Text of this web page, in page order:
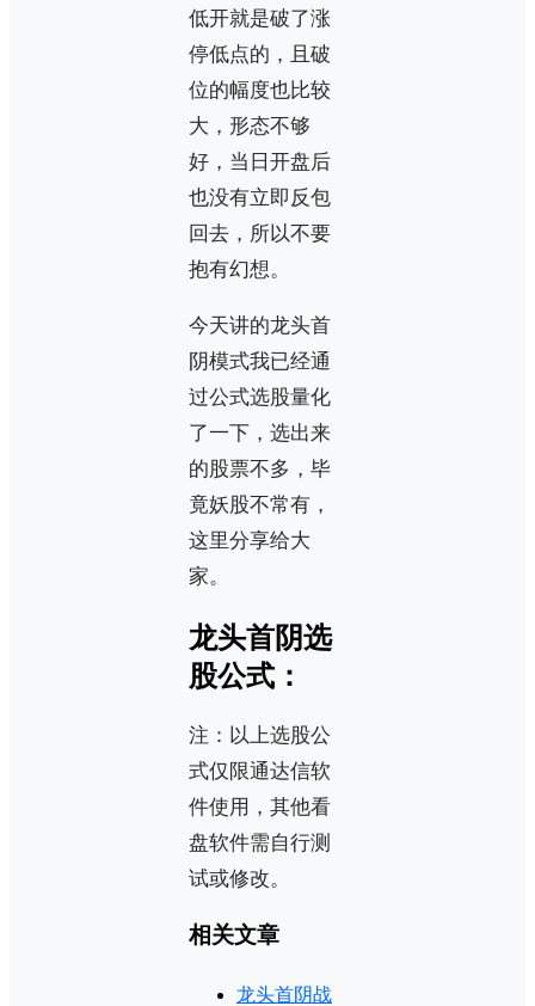
低开就是破了涨
停低点的，且破
位的幅度也比较
大，形态不够
好，当日开盘后
也没有立即反包
回去，所以不要
抱有幻想。
今天讲的龙头首
阴模式我已经通
过公式选股量化
了一下，选出来
的股票不多，毕
竟妖股不常有，
这里分享给大
家。
龙头首阴选
股公式：
注：以上选股公
式仅限通达信软
件使用，其他看
盘软件需自行测
试或修改。
相关文章
龙头首阴战